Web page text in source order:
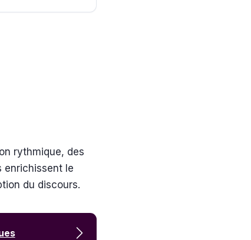
rythmique, des
enrichissent le
du discours.